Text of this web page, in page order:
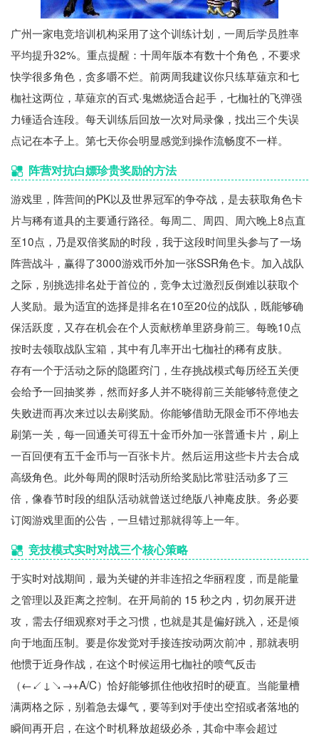
广州一家电竞培训机构采用了这个训练计划，一周后学员胜率
平均提升32%。重点提醒：十周年版本有数十个角色，不要求
快学很多角色，贪多嚼不烂。前两周我建议你只练草薙京和七
枷社这两位，草薙京的百式·鬼燃烧适合起手，七枷社的飞弹强
力锤适合连段。每天训练后回放一次对局录像，找出三个失误
点记在本子上。第七天你会明显感觉到操作流畅度不一样。
阵营对抗白嫖珍贵奖励的方法
游戏里，阵营间的PK以及世界冠军的争夺战，是去获取角色卡
片与稀有道具的主要通行路径。每周二、周四、周六晚上8点直
至10点，乃是双倍奖励的时段，我于这段时间里头参与了一场
阵营战斗，赢得了3000游戏币外加一张SSR角色卡。加入战队
之际，别挑选排名处于首位的，竞争太过激烈反倒难以获取个
人奖励。最为适宜的选择是排名在10至20位的战队，既能够确
保活跃度，又存在机会在个人贡献榜单里跻身前三。每晚10点
按时去领取战队宝箱，其中有几率开出七枷社的稀有皮肤。
存有一个于活动之际的隐匿窍门，生存挑战模式每历经五关便
会给予一回抽奖券，然而好多人并不晓得前三关能够特意使之
失败进而再次来过以去刷奖励。你能够借助无限金币不停地去
刷第一关，每一回通关可得五十金币外加一张普通卡片，刷上
一百回便有五千金币与一百张卡片。然后运用这些卡片去合成
高级角色。此外每周的限时活动所给奖励比常驻活动多了三
倍，像春节时段的组队活动就曾送过绝版八神庵皮肤。务必要
订阅游戏里面的公告，一旦错过那就得等上一年。
竞技模式实时对战三个核心策略
于实时对战期间，最为关键的并非连招之华丽程度，而是能量
之管理以及距离之控制。在开局前的 15 秒之内，切勿展开进
攻，需去仔细观察对手之习惯，也就是其是偏好跳入，还是倾
向于地面压制。要是你发觉对手接连按动两次前冲，那就表明
他惯于近身作战，在这个时候运用七枷社的喷气反击
（←↙↓↘→+A/C）恰好能够抓住他收招时的硬直。当能量槽
满两格之际，别着急去爆气，要等到对手使出空招或者落地的
瞬间再开启，在这个时机释放超级必杀，其命中率会超过